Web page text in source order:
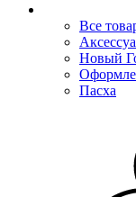
Все
Новый
Пасха